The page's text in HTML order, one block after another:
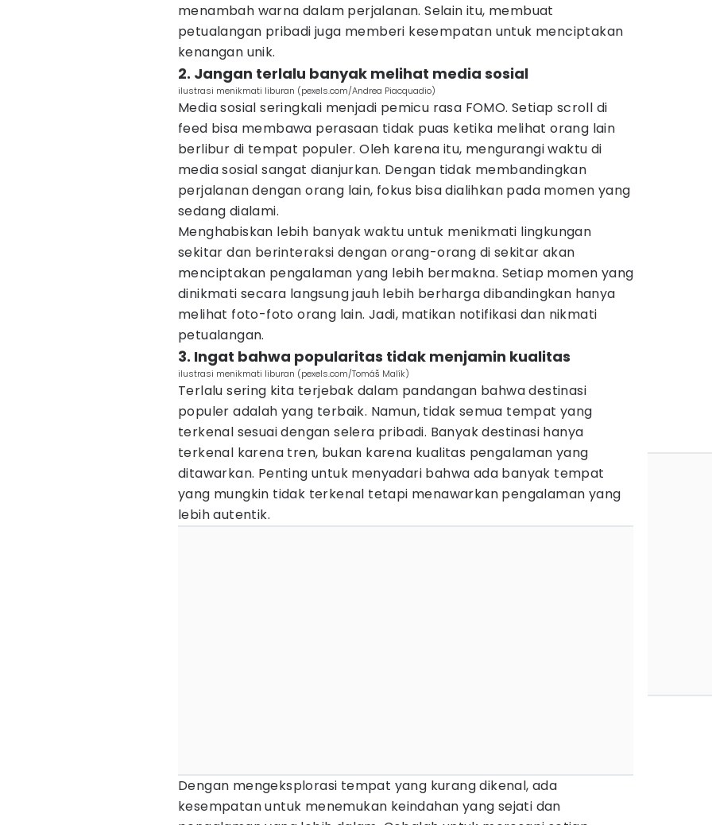
menambah warna dalam perjalanan. Selain itu, membuat
petualangan pribadi juga memberi kesempatan untuk menciptakan
kenangan unik.
2. Jangan terlalu banyak melihat media sosial
ilustrasi menikmati liburan (pexels.com/Andrea Piacquadio)
Media sosial seringkali menjadi pemicu rasa FOMO. Setiap scroll di
feed bisa membawa perasaan tidak puas ketika melihat orang lain
berlibur di tempat populer. Oleh karena itu, mengurangi waktu di
media sosial sangat dianjurkan. Dengan tidak membandingkan
perjalanan dengan orang lain, fokus bisa dialihkan pada momen yang
sedang dialami.
Menghabiskan lebih banyak waktu untuk menikmati lingkungan
sekitar dan berinteraksi dengan orang-orang di sekitar akan
menciptakan pengalaman yang lebih bermakna. Setiap momen yang
dinikmati secara langsung jauh lebih berharga dibandingkan hanya
melihat foto-foto orang lain. Jadi, matikan notifikasi dan nikmati
petualangan.
3. Ingat bahwa popularitas tidak menjamin kualitas
ilustrasi menikmati liburan (pexels.com/Tomáš Malík)
Terlalu sering kita terjebak dalam pandangan bahwa destinasi
populer adalah yang terbaik. Namun, tidak semua tempat yang
terkenal sesuai dengan selera pribadi. Banyak destinasi hanya
terkenal karena tren, bukan karena kualitas pengalaman yang
ditawarkan. Penting untuk menyadari bahwa ada banyak tempat
yang mungkin tidak terkenal tetapi menawarkan pengalaman yang
lebih autentik.
Dengan mengeksplorasi tempat yang kurang dikenal, ada
kesempatan untuk menemukan keindahan yang sejati dan